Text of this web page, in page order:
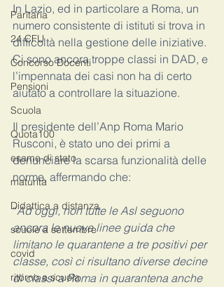
Paritaria
24 CFU
Concorso Docenti
Pensioni
Scuola
Quota100
esame di stato
maturità
Didattica a distanza
scuole a settembre
covid
ritorno a scuola
In Lazio, ed in particolare a Roma, un
numero consistente di istituti si trova in
difficoltà nella gestione delle iniziative.
Ci sono ancora troppe classi in DAD, e
l’impennata dei casi non ha di certo
aiutato a controllare la situazione.
Il presidente dell’Anp Roma Mario
Rusconi, è stato uno dei primi a
denunciare la scarsa funzionalità delle
norme, affermando che:
“Ad oggi, non tutte le Asl seguono
ancora le nuove linee guida che
limitano le quarantene a tre positivi per
classe, così ci risultano diverse decine
di classi a Roma in quarantena anche